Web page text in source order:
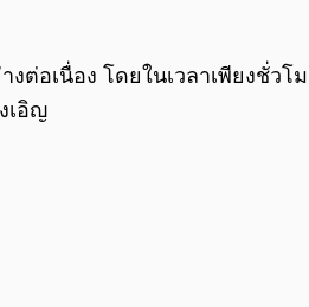
0:00
งต่อเนื่อง โดยในเวลาเพียงชั่วโ
เอิญ